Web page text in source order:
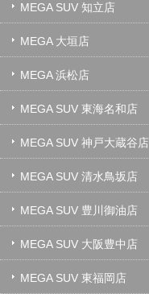
MEGA SUV 知立店
MEGA 大垣店
MEGA 浜松店
MEGA SUV 東海名和店
MEGA SUV 神戸大蔵谷店
MEGA SUV 清水鳥坂店
MEGA SUV 豊川御油店
MEGA SUV 大阪豊中店
MEGA SUV 東福岡店